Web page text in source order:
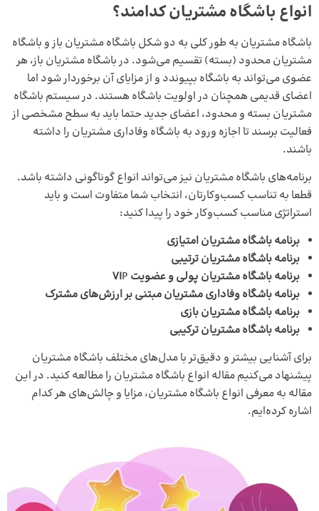
انواع باشگاه مشتریان کدامند؟
باشگاه مشتریان به طور کلی به دو شکل باشگاه مشتریان باز و باشگاه
مشتریان محدود (بسته) تقسیم می‌شود. در باشگاه مشتریان باز، هر
عضوی می‌تواند به باشگاه بپیوندد و از مزایای آن برخوردار شود اما
اعضای قدیمی همچنان در اولویت باشگاه هستند. در سیستم باشگاه
مشتریان بسته و محدود، اعضای جدید حتما باید به سطح مشخصی از
فعالیت برسند تا اجازه ورود به باشگاه وفاداری مشتریان را داشته
باشند.
برنامه‌های باشگاه مشتریان نیز می‌تواند انواع گوناگونی داشته باشد.
قطعا به تناسب کسب‌وکارتان، انتخاب شما متفاوت است و باید
استراتژی مناسب کسب‌وکار خود را پیدا کنید:
برنامه باشگاه مشتریان امتیازی
برنامه باشگاه مشتریان ترتیبی
برنامه باشگاه مشتریان پولی و عضویت VI P
برنامه باشگاه وفاداری مشتریان مبتنی بر ارزش‌های مشترک
برنامه باشگاه مشتریان بازی
برنامه باشگاه مشتریان ترکیبی
برای آشنایی بیشتر و دقیق‌تر با مدل‌های مختلف باشگاه مشتریان
پیشنهاد می‌کنیم مقاله انواع باشگاه مشتریان را مطالعه کنید. در این
مقاله به معرفی انواع باشگاه مشتریان، مزایا و چالش‌های هر کدام
اشاره کرده‌ایم.